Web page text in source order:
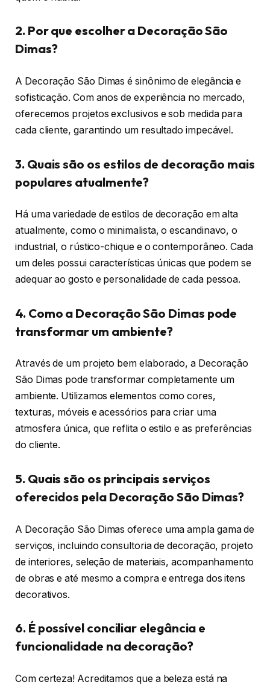
2. Por que escolher a Decoração São
Dimas?
A Decoração São Dimas é sinônimo de elegância e
sofisticação. Com anos de experiência no mercado,
oferecemos projetos exclusivos e sob medida para
cada cliente, garantindo um resultado impecável.
3. Quais são os estilos de decoração mais
populares atualmente?
Há uma variedade de estilos de decoração em alta
atualmente, como o minimalista, o escandinavo, o
industrial, o rústico-chique e o contemporâneo. Cada
um deles possui características únicas que podem se
adequar ao gosto e personalidade de cada pessoa.
4. Como a Decoração São Dimas pode
transformar um ambiente?
Através de um projeto bem elaborado, a Decoração
São Dimas pode transformar completamente um
ambiente. Utilizamos elementos como cores,
texturas, móveis e acessórios para criar uma
atmosfera única, que reflita o estilo e as preferências
do cliente.
5. Quais são os principais serviços
oferecidos pela Decoração São Dimas?
A Decoração São Dimas oferece uma ampla gama de
serviços, incluindo consultoria de decoração, projeto
de interiores, seleção de materiais, acompanhamento
de obras e até mesmo a compra e entrega dos itens
decorativos.
6. É possível conciliar elegância e
funcionalidade na decoração?
Com certeza! Acreditamos que a beleza está na